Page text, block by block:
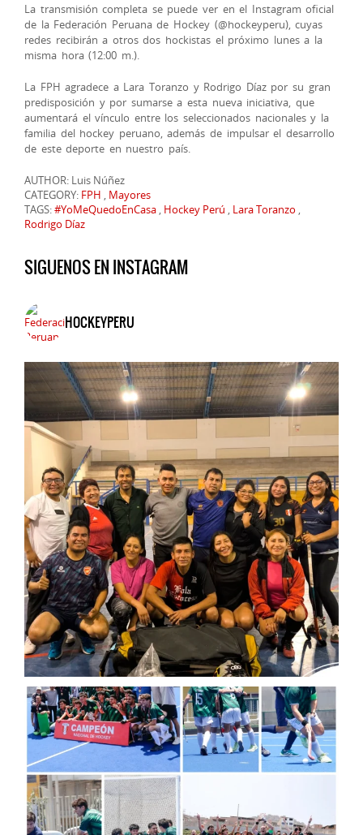
La transmisión completa se puede ver en el Instagram oficial
de la Federación Peruana de Hockey (@hockeyperu), cuyas
redes recibirán a otros dos hockistas el próximo lunes a la
misma hora (12:00 m.).
La FPH agradece a Lara Toranzo y Rodrigo Díaz por su gran
predisposición y por sumarse a esta nueva iniciativa, que
aumentará el vínculo entre los seleccionados nacionales y la
familia del hockey peruano, además de impulsar el desarrollo
de este deporte en nuestro país.
AUTHOR: Luis Núñez
CATEGORY: FPH , Mayores
TAGS:#YoMeQuedoEnCasa , Hockey Perú , Lara Toranzo ,
Rodrigo Díaz
SIGUENOS EN INSTAGRAM
HOCKEYPERU